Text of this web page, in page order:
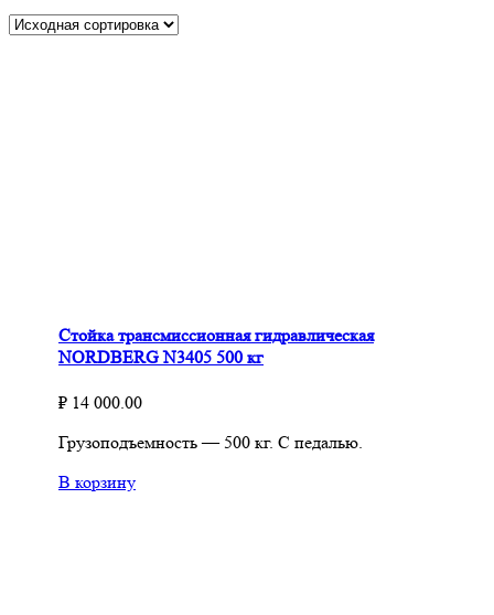
Стойка трансмиссионная гидравлическая
NORDBERG N3405 500 кг
₽ 14 000.00
Грузоподъемность — 500 кг. С педалью.
В корзину